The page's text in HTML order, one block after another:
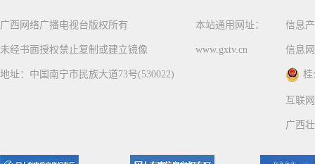
广西网络广播电视台版权所有
未经书面授权禁止复制或建立镜像
地址：中国南宁市民族大道73号(530022)
本站通用网址：
www.gxtv.cn
信息
信息
桂
互联
广西